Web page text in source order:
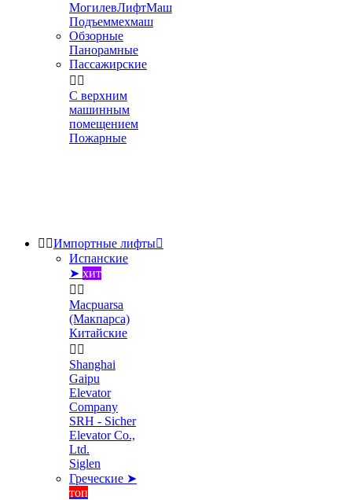
МогилевЛифтМаш
Подъеммехмаш
Обзорные
Панорамные
Пассажирские
 
С верхним
машинным
помещением
Пожарные
 Импортные лифты
Испанские
➤ хит
 
Macpuarsa
(Макпарса)
Китайские
 
Shanghai
Gaipu
Elevator
Company
SRH - Sicher
Elevator Co.,
Ltd.
Siglen
Греческие ➤
топ